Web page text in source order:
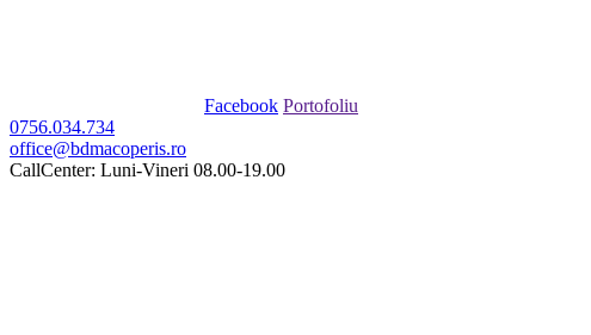
Facebook Portofoliu
0756.034.734
office@bdmacoperis.ro
CallCenter: Luni-Vineri 08.00-19.00